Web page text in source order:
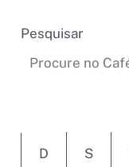
Cities
2025
de
soluções
Pesquisar
D S